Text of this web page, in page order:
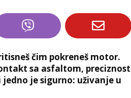
čim pokreneš motor.
sa asfaltom, preciznost
je sigurno: uživanje u